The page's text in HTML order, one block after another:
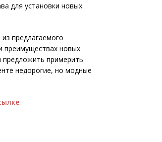
для установки новых
предлагаемого
преимуществах новых
предложить примерить
недорогие, но модные
.